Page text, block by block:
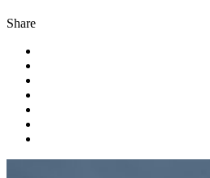
Share